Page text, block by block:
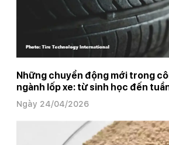
Những chuyển động mới trong
ngành lốp xe: từ sinh học đến
Ngày 24/04/2026